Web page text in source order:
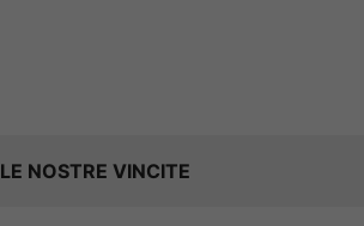
LE NOSTRE VINCITE